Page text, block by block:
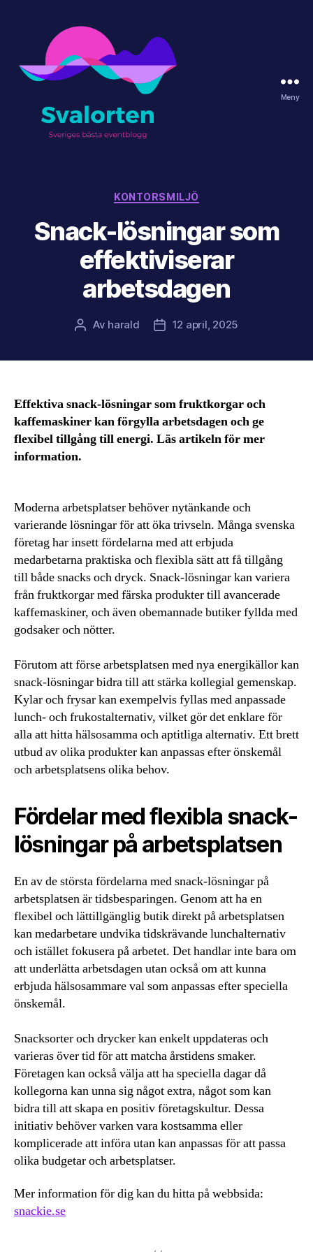
Meny
Kategorier
KONTORSMILJÖ
Snack-lösningar som
effektiviserar
arbetsdagen
Inläggsförfattare
Av harald Inläggsdatum
12 april, 2025
Effektiva snack-lösningar som fruktkorgar och
kaffemaskiner kan förgylla arbetsdagen och ge
flexibel tillgång till energi. Läs artikeln för mer
information.
Moderna arbetsplatser behöver nytänkande och
varierande lösningar för att öka trivseln. Många svenska
företag har insett fördelarna med att erbjuda
medarbetarna praktiska och flexibla sätt att få tillgång
till både snacks och dryck. Snack-lösningar kan variera
från fruktkorgar med färska produkter till avancerade
kaffemaskiner, och även obemannade butiker fyllda med
godsaker och nötter.
Förutom att förse arbetsplatsen med nya energikällor kan
snack-lösningar bidra till att stärka kollegial gemenskap.
Kylar och frysar kan exempelvis fyllas med anpassade
lunch- och frukostalternativ, vilket gör det enklare för
alla att hitta hälsosamma och aptitliga alternativ. Ett brett
utbud av olika produkter kan anpassas efter önskemål
och arbetsplatsens olika behov.
Fördelar med flexibla snack-
lösningar på arbetsplatsen
En av de största fördelarna med snack-lösningar på
arbetsplatsen är tidsbesparingen. Genom att ha en
flexibel och lättillgänglig butik direkt på arbetsplatsen
kan medarbetare undvika tidskrävande lunchalternativ
och istället fokusera på arbetet. Det handlar inte bara om
att underlätta arbetsdagen utan också om att kunna
erbjuda hälsosammare val som anpassas efter speciella
önskemål.
Snacksorter och drycker kan enkelt uppdateras och
varieras över tid för att matcha årstidens smaker.
Företagen kan också välja att ha speciella dagar då
kollegorna kan unna sig något extra, något som kan
bidra till att skapa en positiv företagskultur. Dessa
initiativ behöver varken vara kostsamma eller
komplicerade att införa utan kan anpassas för att passa
olika budgetar och arbetsplatser.
Mer information för dig kan du hitta på webbsida:
snackie.se